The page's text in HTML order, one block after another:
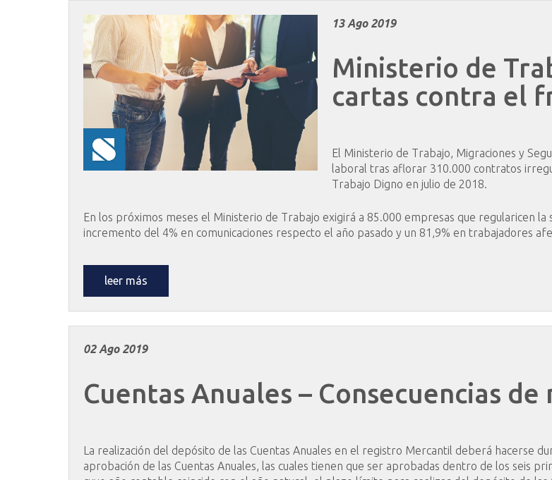
13 Ago 2019
Ministerio de
cartas contra el
El Ministerio de Trabajo, Migraciones y
laboral tras aflorar 310.000 contratos
Trabajo Digno en julio de 2018.
En los próximos meses el Ministerio de Trabajo exigirá a 85.000 empresas que regularicen
incremento del 4% en comunicaciones respecto el año pasado y un 81,9% en trabajadores
leer más
02 Ago 2019
Cuentas Anuales – Consecuencias de
La realización del depósito de las Cuentas Anuales en el registro Mercantil deberá hacerse
aprobación de las Cuentas Anuales, las cuales tienen que ser aprobadas dentro de los seis